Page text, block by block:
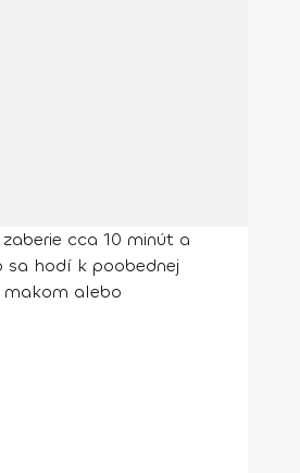
cca 10 minút a
sa hodí k poobednej
makom alebo